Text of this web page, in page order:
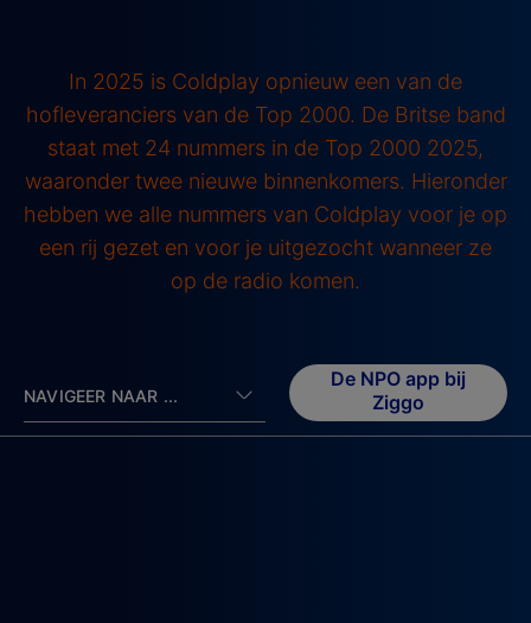
In 2025 is Coldplay opnieuw een van de
hofleveranciers van de Top 2000. De Britse band
staat met 24 nummers in de Top 2000 2025,
waaronder twee nieuwe binnenkomers. Hieronder
hebben we alle nummers van Coldplay voor je op
een rij gezet en voor je uitgezocht wanneer ze
op de radio komen.
NAVIGEER NAAR ...
De NPO app bij
Ziggo